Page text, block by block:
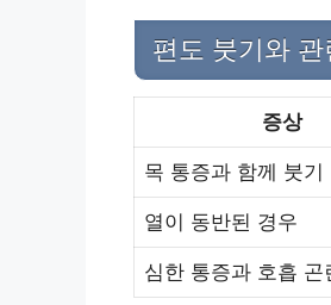
편도 붓기와
증상
목 통증과 함께 붓기
열이 동반된 경우
심한 통증과 호흡 곤